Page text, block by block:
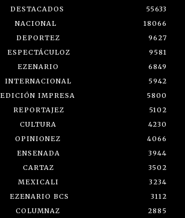
DESTACADOS
55633
NACIONAL
18066
DEPORTEZ
9627
ESPECTÁCULOZ
9581
EZENARIO
6849
INTERNACIONAL
5942
EDICIÓN IMPRESA
5800
REPORTAJEZ
5102
CULTURA
4230
OPINIONEZ
4066
ENSENADA
3944
CARTAZ
3502
MEXICALI
3234
EZENARIO BCS
3112
COLUMNAZ
2885